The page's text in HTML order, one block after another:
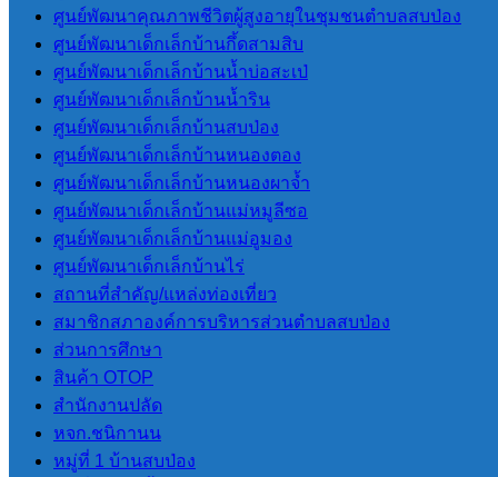
ศูนย์พัฒนาคุณภาพชีวิตผู้สูงอายุในชุมชนตำบลสบป่อง
ศูนย์พัฒนาเด็กเล็กบ้านกึ้ดสามสิบ
ศูนย์พัฒนาเด็กเล็กบ้านน้ำบ่อสะเป่
ศูนย์พัฒนาเด็กเล็กบ้านน้ำริน
ศูนย์พัฒนาเด็กเล็กบ้านสบป่อง
ศูนย์พัฒนาเด็กเล็กบ้านหนองตอง
ศูนย์พัฒนาเด็กเล็กบ้านหนองผาจ้ำ
ศูนย์พัฒนาเด็กเล็กบ้านแม่หมูลีซอ
ศูนย์พัฒนาเด็กเล็กบ้านแม่อูมอง
ศูนย์พัฒนาเด็กเล็กบ้านไร่
สถานที่สําคัญ/แหล่งท่องเที่ยว
สมาชิกสภาองค์การบริหารส่วนตําบลสบป่อง
ส่วนการศึกษา
สินค้า OTOP
สํานักงานปลัด
หจก.ชนิกานน
หมู่ที่ 1 บ้านสบป่อง
การประเมินประสิทธิภาพขององค์กร
ปกครองส่วนท้องถิ่น LPA
แผนพัฒนา
แผนยุทธศาสตร์การพัฒนา
แผนพัฒนาบุคลากร 3 ปี(2564-2566)
แผนอัตรากําลัง 3 ปี (2564-2566)
ข้อบัญญัติงบประมาณรายจ่ายประจำปี
แผนการดําเนินการ
แผนการจัดหาพัสดุ
กฏหมายและพระราช
บัญญัติ